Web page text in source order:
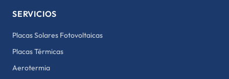
SERVICIOS
Placas Solares Fotovoltaicas
Placas Térmicas
Aerotermia